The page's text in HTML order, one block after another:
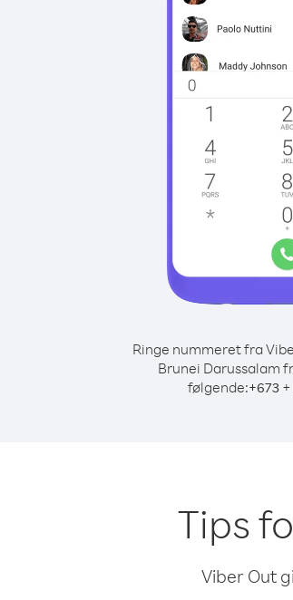
Ringe nummeret fra
Brunei Darussalam
følgende:+673 +
Tips
Viber Out